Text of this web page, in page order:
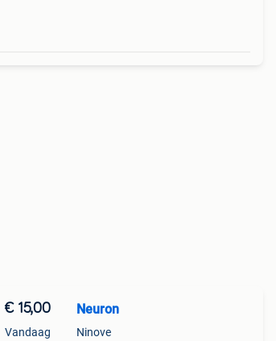
€ 15,00
Vandaag
Neuron
Ninove